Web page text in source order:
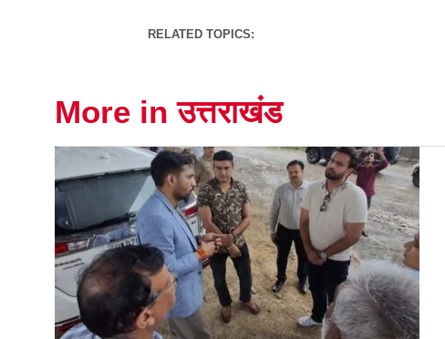
RELATED TOPICS:
More in उत्तराखंड